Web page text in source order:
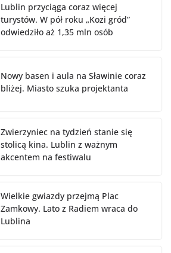
Lublin przyciąga coraz więcej
turystów. W pół roku „Kozi gród”
odwiedziło aż 1,35 mln osób
Nowy basen i aula na Sławinie coraz
bliżej. Miasto szuka projektanta
Zwierzyniec na tydzień stanie się
stolicą kina. Lublin z ważnym
akcentem na festiwalu
Wielkie gwiazdy przejmą Plac
Zamkowy. Lato z Radiem wraca do
Lublina